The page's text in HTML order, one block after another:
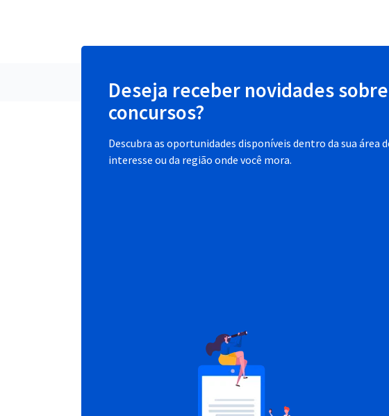
Deseja receber novidades sobre
concursos?
Descubra as oportunidades disponíveis dentro da sua área
interesse ou da região onde você mora.